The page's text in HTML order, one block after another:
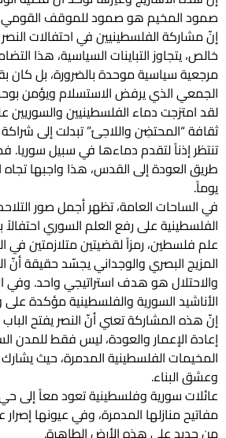
صمود المخيم هو صمود للموقف القومي
إنّ مشاركة الفلسطينيين في احتفالات
خالص، يتجاوز التباينات السياسية، هذا
مرجعية سياسية موحدة بالضرورة، بل كان
الجمعي الذي يرفض الاستسلام ويؤمن
لقد امتزجت دماء الفلسطينيين
ثقافة “المحتضِن واللاجئ” تبدلت إلى
تنتظر إذناً لتقدم دماءها في سبيل سوريا.
طريق العودة إلى القدس، هذا واجبها تجاه
يوماً.
في الساحات العامة، تظهر أجمل صور
الفلسطينية على رفع العلم السوري
علم فلسطين، رمزاً لقضيتين متلازمتين في
المزيج البصري والوجداني يجسّد حقيقة أنّ
والاحتلال هو هدف استراتيجي واحد. وفي
الأناشيد السورية والفلسطينية مؤكدة
إنّ هذه المشاركة تعني أنّ النصر يفتح
إعادة الإعمار والعودة، ليس فقط للمدن
المخيمات الفلسطينية المدمرة، حيث
وعشق البناء.
عائلات سورية وفلسطينية تعود معاً إلى
مفاتيح منازلها المدمرة، وفي عيونها